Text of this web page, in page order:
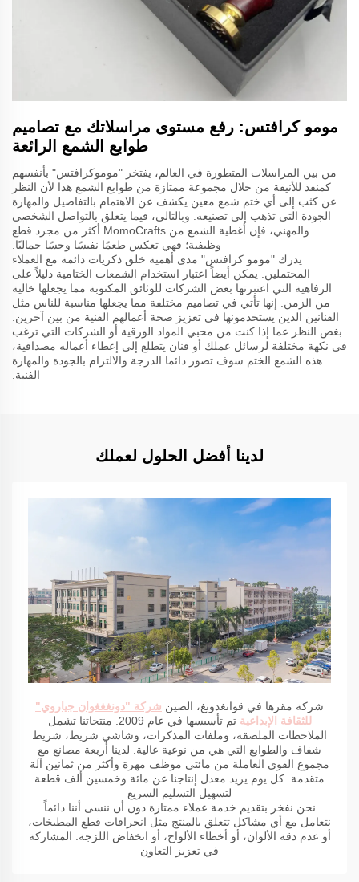
مومو كرافتس: رفع مستوى مراسلاتك مع تصاميم
طوابع الشمع الرائعة
من بين المراسلات المتطورة في العالم، يفتخر "موموكرافتس" بأنفسهم
كمنفذ للأنيقة من خلال مجموعة ممتازة من طوابع الشمع هذا لأن النظر
عن كثب إلى أي ختم شمع معين يكشف عن الاهتمام بالتفاصيل والمهارة
الجودة التي تذهب إلى تصنيعه. وبالتالي، فيما يتعلق بالتواصل الشخصي
والمهني، فإن أغطية الشمع من MomoCrafts أكثر من مجرد قطع
وظيفية؛ فهي تعكس طعمًا نفيسًا وحسًا جماليًا.
يدرك "مومو كرافتس" مدى أهمية خلق ذكريات دائمة مع العملاء
المحتملين. يمكن أيضاً اعتبار استخدام الشمعات الختامية دليلاً على
الرفاهية التي اعتبرتها بعض الشركات للوثائق المكتوبة مما يجعلها خالية
من الزمن. إنها تأتي في تصاميم مختلفة مما يجعلها مناسبة للناس مثل
الفنانين الذين يستخدمونها في تعزيز صحة أعمالهم الفنية من بين آخرين.
بغض النظر عما إذا كنت من محبي المواد الورقية أو الشركات التي ترغب
في نكهة مختلفة لرسائل عملك أو فنان يتطلع إلى إعطاء أعماله مصداقية،
هذه الشمع الختم سوف تصور دائما الدرجة والالتزام بالجودة والمهارة
الفنية.
لدينا أفضل الحلول لعملك
شركة مقرها في قوانغدونغ، الصين شركة "دونغغغوان جياروي"
للثقافة الإبداعية
تم تأسيسها في عام 2009. منتجاتنا تشمل
الملاحظات الملصقة، وملفات المذكرات، وشاشي شريط، شريط
شفاف والطوابع التي هي من نوعية عالية. لدينا أربعة مصانع مع
مجموع القوى العاملة من مائتي موظف مهرة وأكثر من ثمانين آلة
متقدمة. كل يوم يزيد معدل إنتاجنا عن مائة وخمسين ألف قطعة
لتسهيل التسليم السريع
نحن نفخر بتقديم خدمة عملاء ممتازة دون أن ننسى أننا دائماً
نتعامل مع أي مشاكل تتعلق بالمنتج مثل انحرافات قطع المطبخات،
أو عدم دقة الألوان، أو أخطاء الألواح، أو انخفاض اللزجة. المشاركة
في تعزيز التعاون